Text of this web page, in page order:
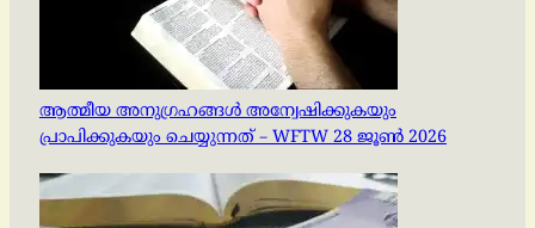
ആത്മീയ അനുഗ്രഹങ്ങൾ അന്വേഷിക്കുകയും
പ്രാപിക്കുകയും ചെയ്യുന്നത് – WFTW 28 ജൂൺ 2026